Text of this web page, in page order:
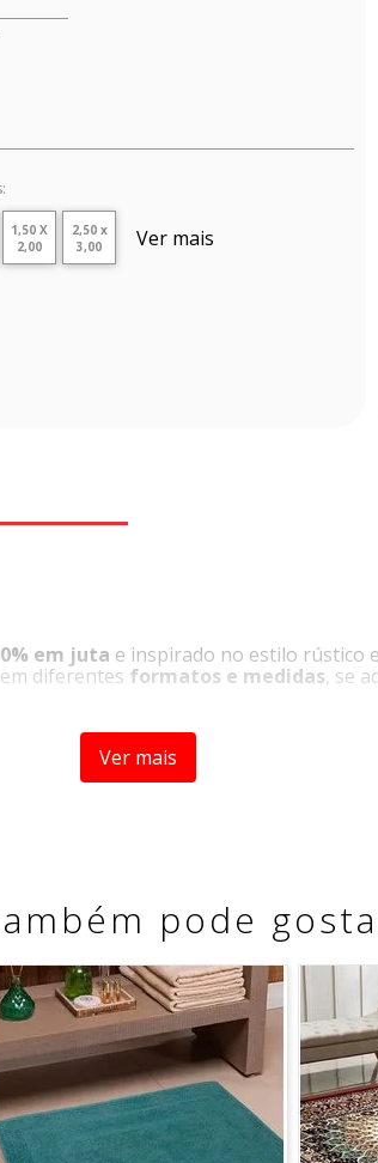
1,50 X
2,00
2,50 x
3,00
Ver mais
em juta e inspirado no estilo rústico
diferentes formatos e medidas, se
Ver mais
pode